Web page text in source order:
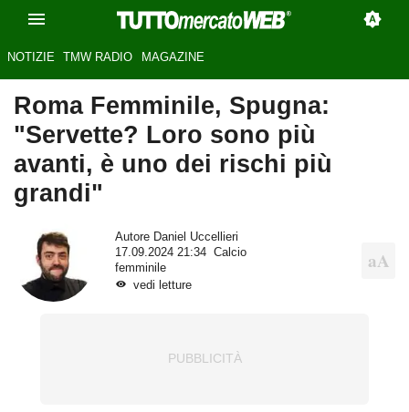
NOTIZIE TMW RADIO MAGAZINE
Roma Femminile, Spugna:
"Servette? Loro sono più
avanti, è uno dei rischi più
grandi"
Autore Daniel Uccellieri
17.09.2024 21:34
Calcio
femminile
vedi letture